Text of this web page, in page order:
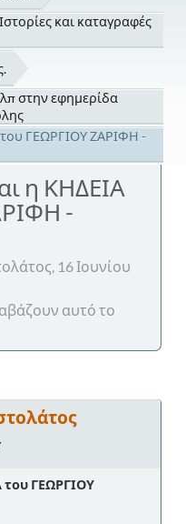
και καταγραφές
στην εφημερίδα
ΓΕΩΡΓΙΟΥ ΖΑΡΙΦΗ -
η ΚΗΔΕΙΑ
-
16 Ιουνίου
αυτό το
ΓΕΩΡΓΙΟΥ